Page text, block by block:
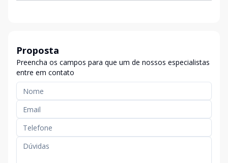
Proposta
Preencha os campos para que um de nossos especialistas
entre em contato